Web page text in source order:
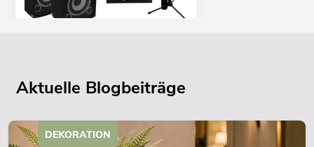
Aktuelle Blogbeiträge
DEKORATION